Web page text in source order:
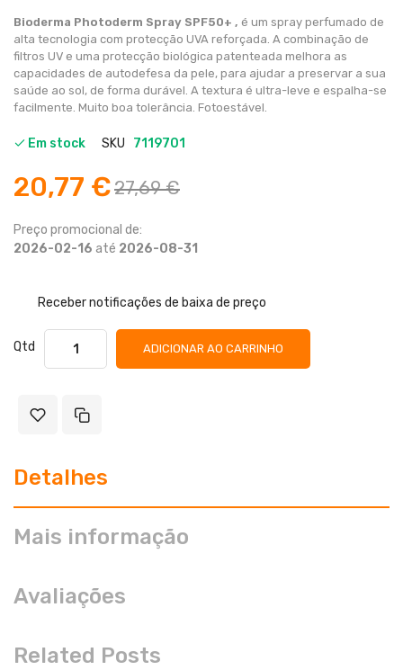
Bioderma Photoderm Spray SPF50+ , é um spray perfumado de
alta tecnologia com protecção UVA reforçada. A combinação de
filtros UV e uma protecção biológica patenteada melhora as
capacidades de autodefesa da pele, para ajudar a preservar a sua
saúde ao sol, de forma durável. A textura é ultra-leve e espalha-se
facilmente. Muito boa tolerância. Fotoestável.
Em stock SKU 7119701
20,77 €27,69 €
Preço promocional de:
2026-02-16 até 2026-08-31
Receber notificações de baixa de preço
Qtd ADICIONAR AO CARRINHO
Detalhes
Mais informação
Avaliações
Related Posts